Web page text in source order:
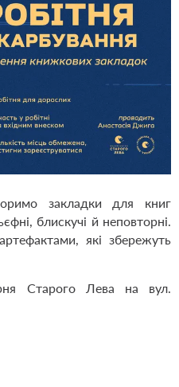
закладки для книг
блискучі й неповторні.
які збережуть
Старого Лева на вул.